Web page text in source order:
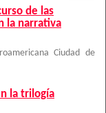
de las
la narrativa
Ciudad de
la trilogía